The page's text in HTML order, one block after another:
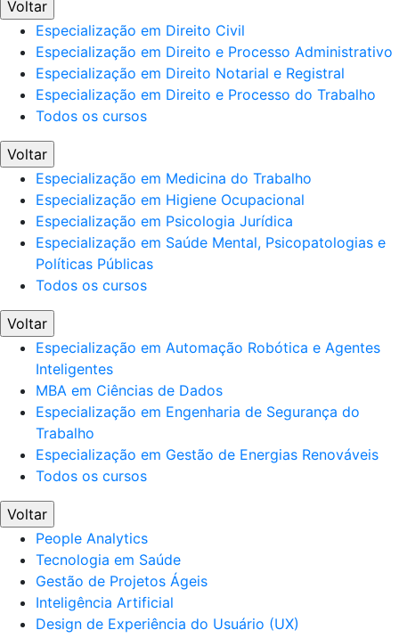
Voltar
Especialização em Direito Civil
Especialização em Direito e Processo Administrativo
Especialização em Direito Notarial e Registral
Especialização em Direito e Processo do Trabalho
Todos os cursos
Voltar
Especialização em Medicina do Trabalho
Especialização em Higiene Ocupacional
Especialização em Psicologia Jurídica
Especialização em Saúde Mental, Psicopatologias e
Políticas Públicas
Todos os cursos
Voltar
Especialização em Automação Robótica e Agentes
Inteligentes
MBA em Ciências de Dados
Especialização em Engenharia de Segurança do
Trabalho
Especialização em Gestão de Energias Renováveis
Todos os cursos
Voltar
People Analytics
Tecnologia em Saúde
Gestão de Projetos Ágeis
Inteligência Artificial
Design de Experiência do Usuário (UX)